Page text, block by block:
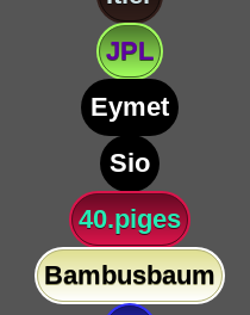
JPL
Eymet
Sio
40.piges
Bambusbaum